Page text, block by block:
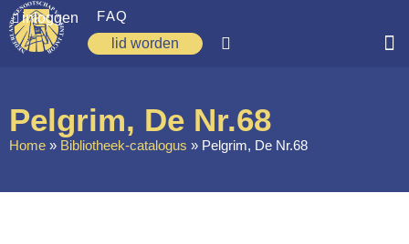
inloggen
FAQ
lid worden
Zoeken
Pelgrim, De Nr.68
Home » Bibliotheek-catalogus » Pelgrim, De Nr.68